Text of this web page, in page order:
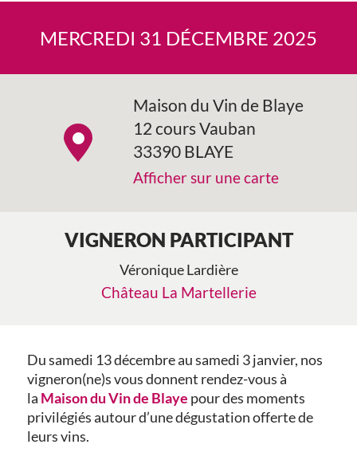
MERCREDI 31 DÉCEMBRE 2025
Maison du Vin de Blaye
12 cours Vauban
33390 BLAYE
Afficher sur une carte
VIGNERON PARTICIPANT
Véronique Lardière
Château La Martellerie
Du samedi 13 décembre au samedi 3 janvier, nos
vigneron(ne)s vous donnent rendez-vous à
la Maison du Vin de Blaye pour des moments
privilégiés autour d’une dégustation offerte de
leurs vins.